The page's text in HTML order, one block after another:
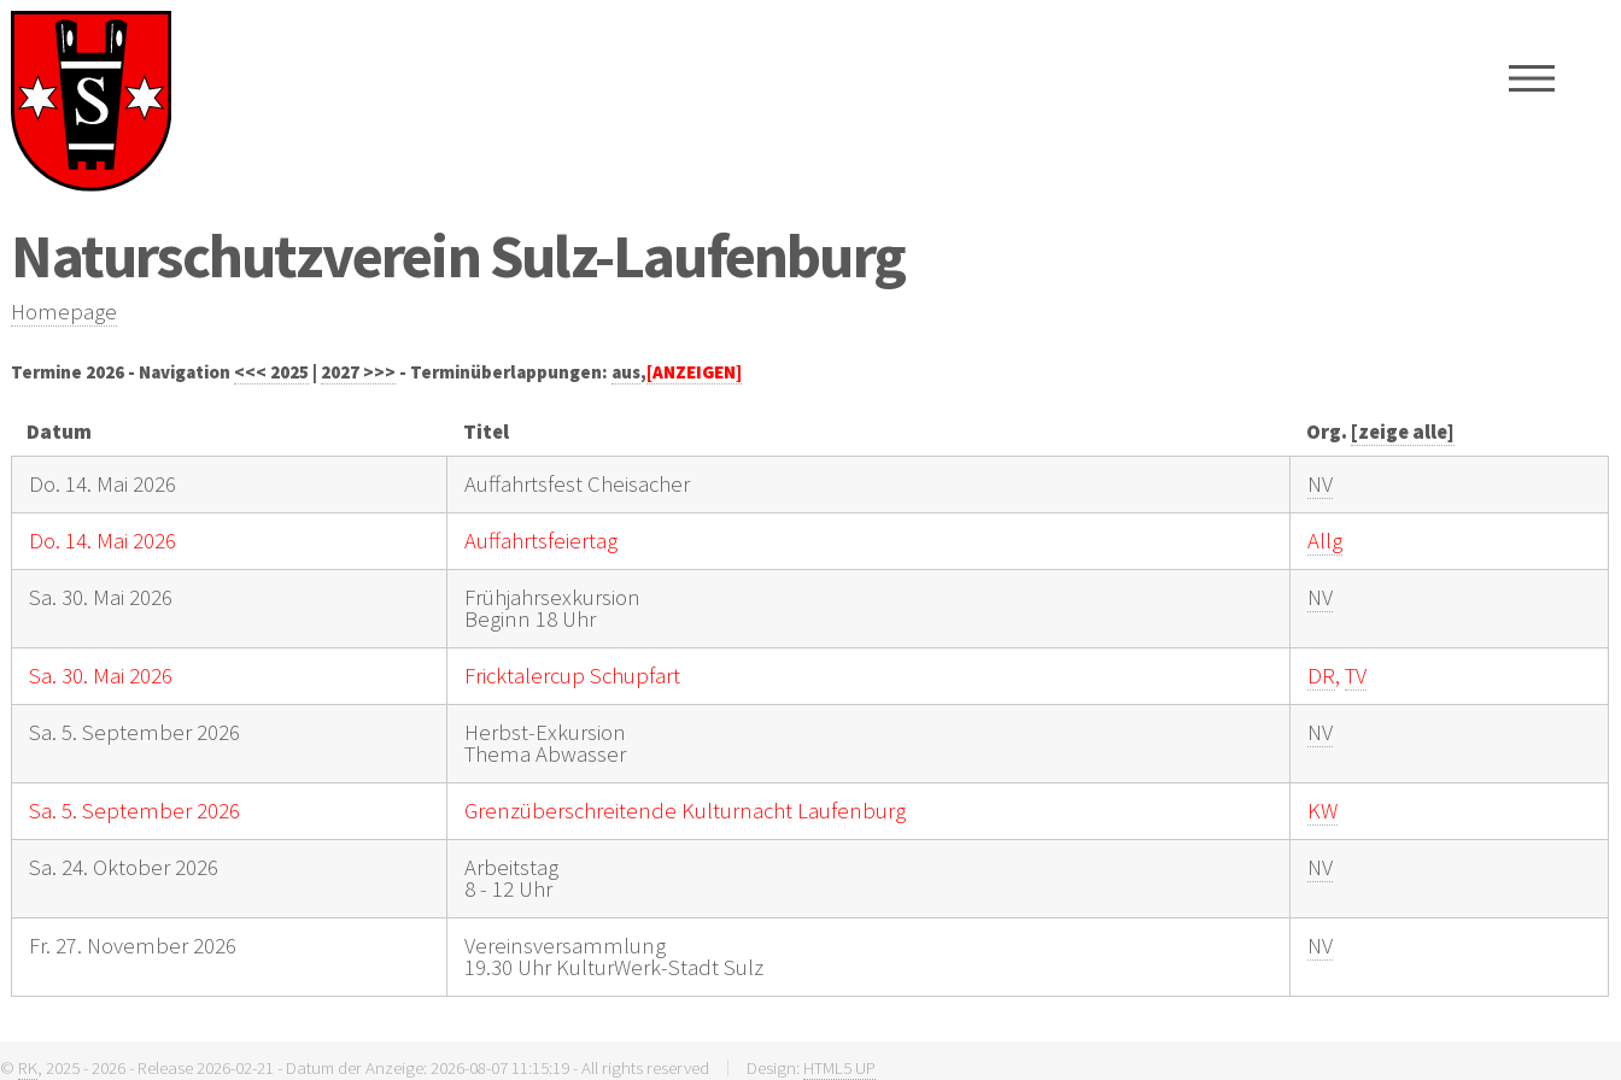
Naturschutzverein Sulz-Laufenburg
Homepage
Termine 2026 - Navigation <<< 2025 2027 >>> - Terminüberlappungen: aus,[ANZEIGEN]
Datum Titel Org. [zeige alle]
Do. 14. Mai 2026 Auffahrtsfest Cheisacher NV
Do. 14. Mai 2026 Auffahrtsfeiertag Allg
Sa. 30. Mai 2026 Frühjahrsexkursion
Beginn 18 Uhr
NV
Sa. 30. Mai 2026 Fricktalercup Schupfart DR,TV
Sa. 5. September 2026 Herbst-Exkursion
Thema Abwasser
NV
Sa. 5. September 2026 Grenzüberschreitende Kulturnacht Laufenburg KW
Sa. 24. Oktober 2026 Arbeitstag
8 - 12 Uhr
NV
Fr. 27. November 2026 Vereinsversammlung
19.30 Uhr KulturWerk-Stadt Sulz
NV
© RK, 2025 - 2026 - Release 2026-02-21 - Datum der Anzeige: 2026-08-07 11:15:19 - All rights reserved Design: HTML5 UP